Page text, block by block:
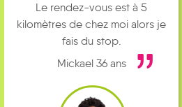
Le rendez-vous est à 5
kilomètres de chez moi alors je
fais du stop.
Mickael 36 ans